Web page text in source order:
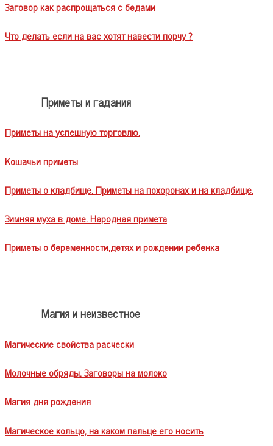
Заговор как распрощаться с бедами
Что делать если на вас хотят навести порчу ?
Приметы и гадания
Приметы на успешную торговлю.
Кошачьи приметы
Приметы о кладбище. Приметы на похоронах и на кладбище.
Зимняя муха в доме. Народная примета
Приметы о беременности,детях и рождении ребенка
Магия и неизвестное
Магические свойства расчески
Молочные обряды. Заговоры на молоко
Магия дня рождения
Магическое кольцо, на каком пальце его носить